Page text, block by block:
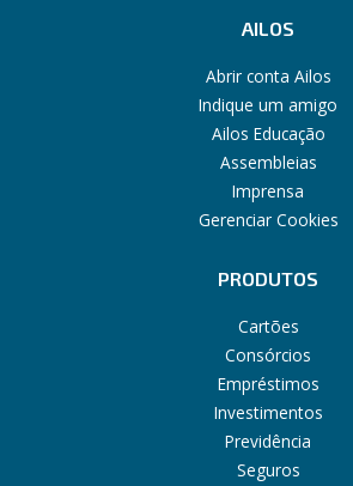
AILOS
Abrir conta Ailos
Indique um amigo
Ailos Educação
Assembleias
Imprensa
Gerenciar Cookies
PRODUTOS
Cartões
Consórcios
Empréstimos
Investimentos
Previdência
Seguros